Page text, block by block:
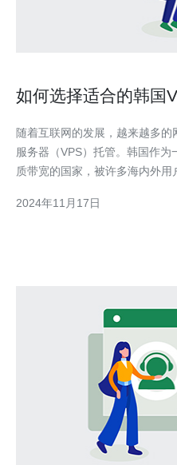
如何选择适合的韩国
随着互联网的发展，越来越多
服务器（VPS）托管。韩国作
质带宽的国家，被许多海内外用
易，因为市场上有很多不同的供
2024年11月17日